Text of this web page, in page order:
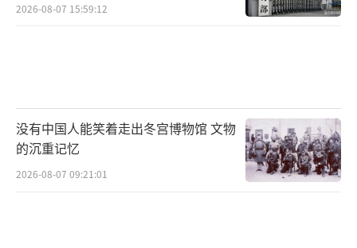
2026-08-07 15:59:12
没有中国人能笑着走出冬宫博物馆 文物
的沉重记忆
2026-08-07 09:21:01